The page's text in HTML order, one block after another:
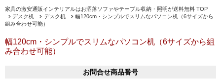
家具の激安通販インテリアルはお洒落ソファやテーブル収納・照明が送料無料 TOP
デスク机
デスク机
幅120cm・シンプルでスリムなパソコン机（6サイズから
組み合わせ可能）
幅120cm・シンプルでスリムなパソコン机（6サイズから組
み合わせ可能）
お問合せ商品番号